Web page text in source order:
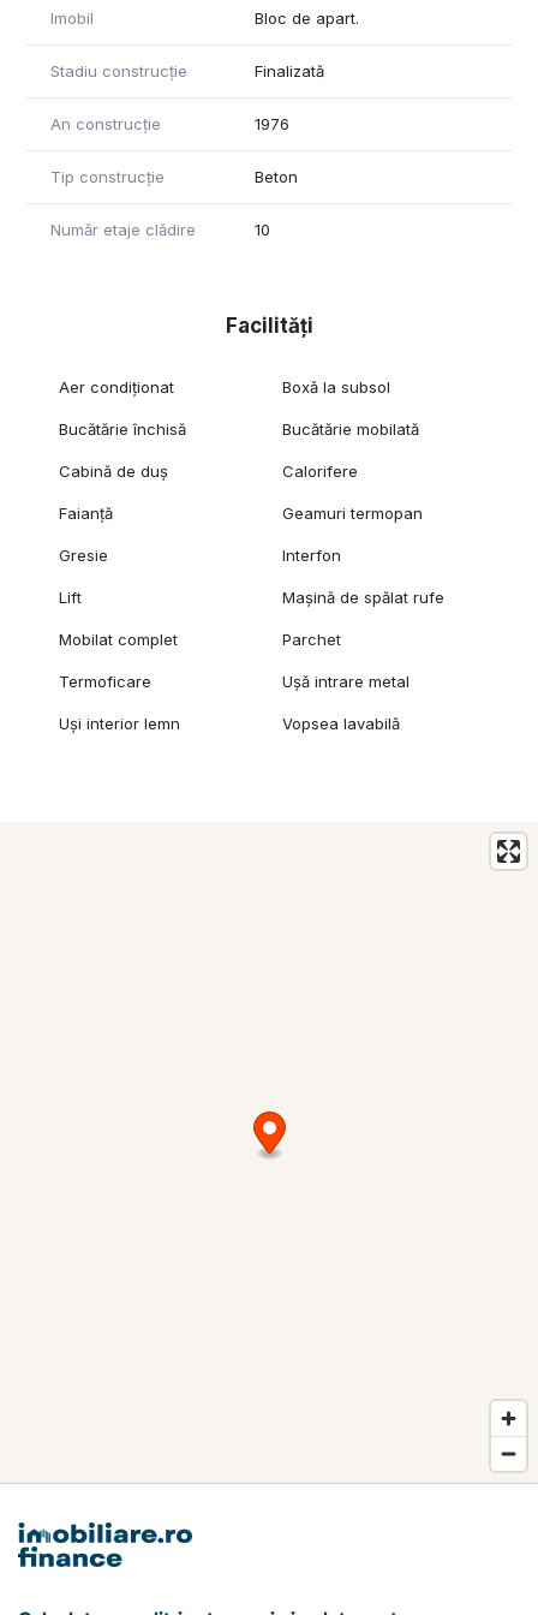
Zonă ultracentrală, sigură și foarte căutată, atât pentru locuit,
cât și pentru investiții
Tip: Apartament 2 camere, decomandat, parter
o vizionare, nu ezitați să mă contactați!
Imobil Bloc de apart.
Stadiu construcție Finalizată
An construcție 1976
Tip construcție Beton
Număr etaje clădire 10
Facilități
Aer condiționat Boxă la subsol
Bucătărie închisă Bucătărie mobilată
Cabină de duș Calorifere
Faianță Geamuri termopan
Gresie Interfon
Lift Mașină de spălat rufe
Mobilat complet Parchet
Termoficare Ușă intrare metal
Uși interior lemn Vopsea lavabilă